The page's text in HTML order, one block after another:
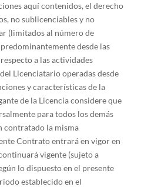
aquí contenidos, el derecho
no sublicenciables y no
(limitados al número de
desde las
a las actividades
Licenciatario operadas desde
y características de la
de la Licencia considere que
para todos los demás
contratado la misma
Contrato entrará en vigor en
vigente (sujeto a
lo dispuesto en el presente
establecido en el